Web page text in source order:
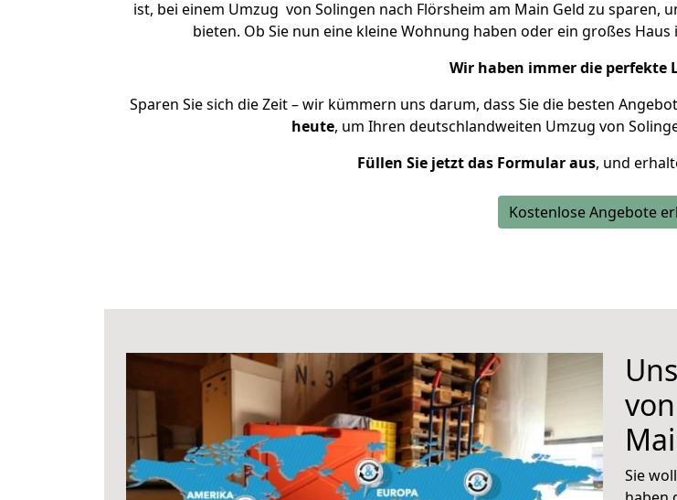
ist, bei einem Umzug von Solingen nach Flörsheim am Main Geld zu sparen,
bieten. Ob Sie nun eine kleine Wohnung haben oder ein großes
Wir haben immer die perfekte
Sparen Sie sich die Zeit – wir kümmern uns darum, dass Sie die besten
heute, um Ihren deutschlandweiten Umzug von
Füllen Sie jetzt das Formular aus, und
Kostenlose Angebote
Sie